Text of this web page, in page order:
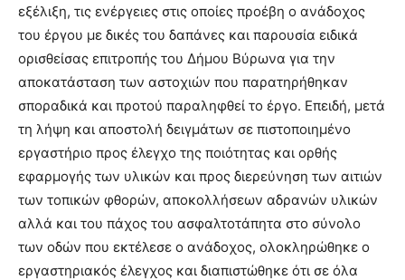
εξέλιξη, τις ενέργειες στις οποίες προέβη ο ανάδοχος
του έργου με δικές του δαπάνες και παρουσία ειδικά
ορισθείσας επιτροπής του Δήμου Βύρωνα για την
αποκατάσταση των αστοχιών που παρατηρήθηκαν
σποραδικά και προτού παραληφθεί το έργο. Επειδή, μετά
τη λήψη και αποστολή δειγμάτων σε πιστοποιημένο
εργαστήριο προς έλεγχο της ποιότητας και ορθής
εφαρμογής των υλικών και προς διερεύνηση των αιτιών
των τοπικών φθορών, αποκολλήσεων αδρανών υλικών
αλλά και του πάχος του ασφαλτοτάπητα στο σύνολο
των οδών που εκτέλεσε ο ανάδοχος, ολοκληρώθηκε ο
εργαστηριακός έλεγχος και διαπιστώθηκε ότι σε όλα